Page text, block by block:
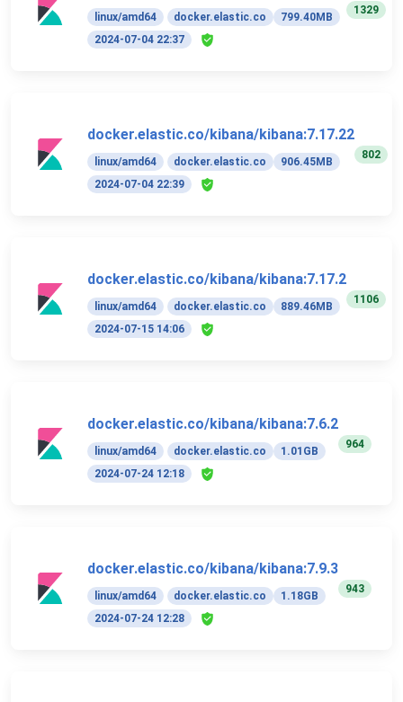
linux/amd64 docker.elastic.co
799.40MB
2024-07-04 22:37
1329
docker.elastic.co/kibana/kibana:7.17.22
linux/amd64 docker.elastic.co
906.45MB
2024-07-04 22:39
802
docker.elastic.co/kibana/kibana:7.17.2
linux/amd64 docker.elastic.co
889.46MB
2024-07-15 14:06
1106
docker.elastic.co/kibana/kibana:7.6.2
linux/amd64 docker.elastic.co
1.01GB
2024-07-24 12:18
964
docker.elastic.co/kibana/kibana:7.9.3
linux/amd64 docker.elastic.co
1.18GB
2024-07-24 12:28
943